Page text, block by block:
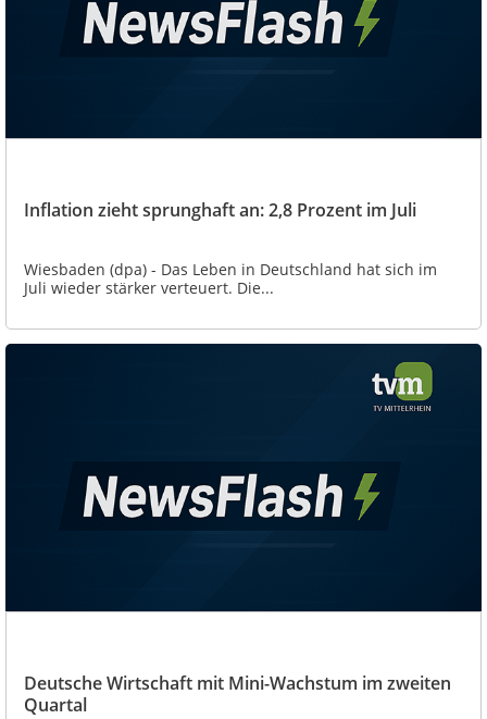
Inflation zieht sprunghaft an: 2,8 Prozent im Juli
Wiesbaden (dpa) - Das Leben in Deutschland hat sich im
Juli wieder stärker verteuert. Die...
Deutsche Wirtschaft mit Mini-Wachstum im zweiten
Quartal